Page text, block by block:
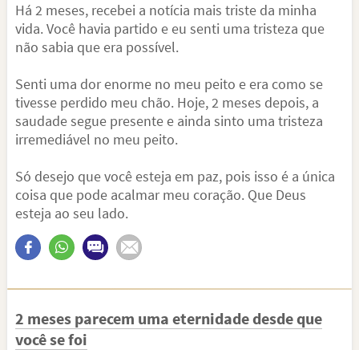
Há 2 meses, recebei a notícia mais triste da minha
vida. Você havia partido e eu senti uma tristeza que
não sabia que era possível.
Senti uma dor enorme no meu peito e era como se
tivesse perdido meu chão. Hoje, 2 meses depois, a
saudade segue presente e ainda sinto uma tristeza
irremediável no meu peito.
Só desejo que você esteja em paz, pois isso é a única
coisa que pode acalmar meu coração. Que Deus
esteja ao seu lado.
2 meses parecem uma eternidade desde que
você se foi